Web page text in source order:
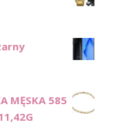
MĘSKA 585